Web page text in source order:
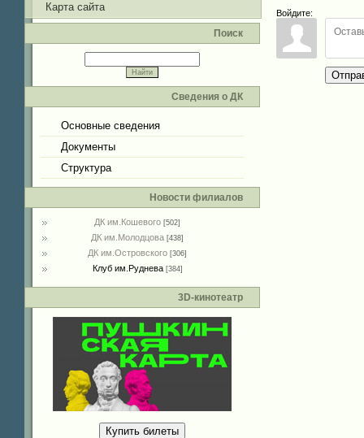
Карта сайта
Поиск
Сведения о ДК
Основные сведения
Документы
Структура
Новости филиалов
ДК им.Кошевого [502]
ДК им.Молодцова [438]
ДК им.Островского [306]
Клуб им.Руднева [384]
3D-кинотеатр
Купить билеты
Войдите: